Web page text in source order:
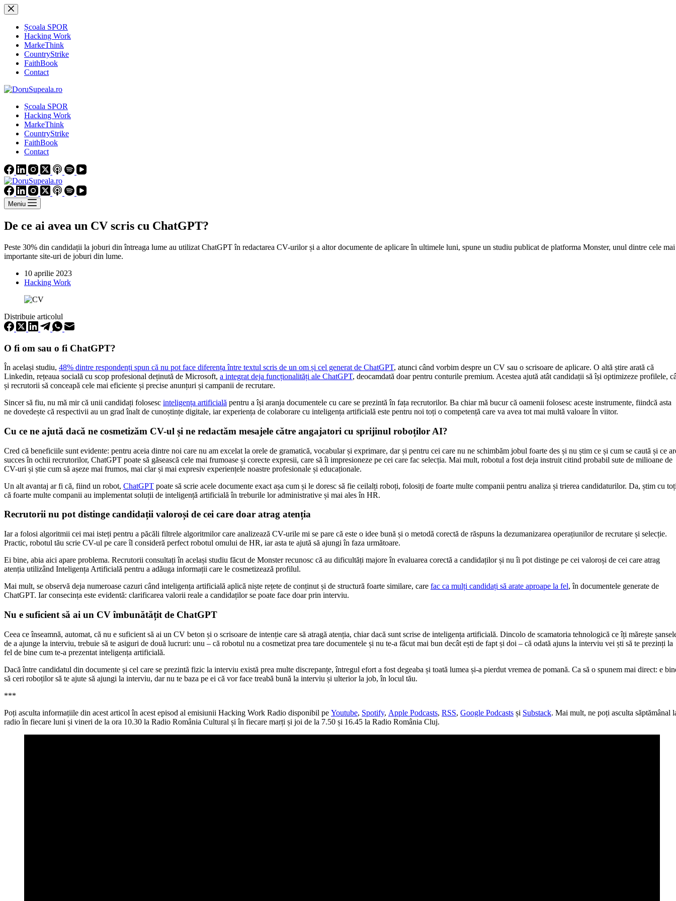
Sari
la
conținutȘcoala SPOR
Hacking Work
MarkeThink
CountryStrike
FaithBook
Contact
Școala SPOR
Hacking Work
MarkeThink
CountryStrike
FaithBook
Contact
Meniu
De ce ai avea un CV scris cu ChatGPT?
Peste 30% din candidații la joburi din întreaga lume au utilizat ChatGPT în redactarea CV-urilor și a altor documente de aplicare în ultimele luni, spune un studiu publicat de platforma Monster, unul dintre cele mai
importante site-uri de joburi din lume.
10 aprilie 2023
Hacking Work
Distribuie articolul
O fi om sau o fi ChatGPT?
În același studiu, 48% dintre respondenți spun că nu pot face diferența între textul scris de un om și cel generat de ChatGPT, atunci când vorbim despre un CV sau o scrisoare de aplicare. O altă știre arată că
Linkedin, rețeaua socială cu scop profesional deținută de Microsoft, a integrat deja funcționalități ale ChatGPT, deocamdată doar pentru conturile premium. Acestea ajută atât candidații să își optimizeze profilele,
și recrutorii să conceapă cele mai eficiente și precise anunțuri și campanii de recrutare.
Sincer să fiu, nu mă mir că unii candidați folosesc inteligența artificială pentru a își aranja documentele cu care se prezintă în fața recrutorilor. Ba chiar mă bucur că oamenii folosesc aceste instrumente, fiindcă asta
ne dovedește că respectivii au un grad înalt de cunoștințe digitale, iar experiența de colaborare cu inteligența artificială este pentru noi toți o competență care va avea tot mai multă valoare în viitor.
Cu ce ne ajută dacă ne cosmetizăm CV-ul și ne redactăm mesajele către angajatori cu sprijinul roboților AI?
Cred că beneficiile sunt evidente: pentru aceia dintre noi care nu am excelat la orele de gramatică, vocabular și exprimare, dar și pentru cei care nu ne schimbăm jobul foarte des și nu știm ce și cum se caută și ce
succes în ochii recrutorilor, ChatGPT poate să găsească cele mai frumoase și corecte expresii, care să îi impresioneze pe cei care fac selecția. Mai mult, robotul a fost deja instruit citind probabil sute de milioane de
CV-uri și știe cum să așeze mai frumos, mai clar și mai expresiv experiențele noastre profesionale și educaționale.
Un alt avantaj ar fi că, fiind un robot, ChatGPT poate să scrie acele documente exact așa cum și le doresc să fie ceilalți roboți, folosiți de foarte multe companii pentru analiza și trierea candidaturilor. Da, știm cu
că foarte multe companii au implementat soluții de inteligență artificială în treburile lor administrative și mai ales în HR.
Recrutorii nu pot distinge candidații valoroși de cei care doar atrag atenția
Iar a folosi algoritmii cei mai isteți pentru a păcăli filtrele algoritmilor care analizează CV-urile mi se pare că este o idee bună și o metodă corectă de răspuns la dezumanizarea operațiunilor de recrutare și selecție.
Practic, robotul tău scrie CV-ul pe care îl consideră perfect robotul omului de HR, iar asta te ajută să ajungi în faza următoare.
Ei bine, abia aici apare problema. Recrutorii consultați în același studiu făcut de Monster recunosc că au dificultăți majore în evaluarea corectă a candidaților și nu îi pot distinge pe cei valoroși de cei care atrag
atenția utilizând Inteligența Artificială pentru a adăuga informații care le cosmetizează profilul.
Mai mult, se observă deja numeroase cazuri când inteligența artificială aplică niște rețete de conținut și de structură foarte similare, care fac ca mulți candidați să arate aproape la fel, în documentele generate de
ChatGPT. Iar consecința este evidentă: clarificarea valorii reale a candidaților se poate face doar prin interviu.
Nu e suficient să ai un CV îmbunătățit de ChatGPT
Ceea ce înseamnă, automat, că nu e suficient să ai un CV beton și o scrisoare de intenție care să atragă atenția, chiar dacă sunt scrise de inteligența artificială. Dincolo de scamatoria tehnologică ce îți mărește
de a ajunge la interviu, trebuie să te asiguri de două lucruri: unu – că robotul nu a cosmetizat prea tare documentele și nu te-a făcut mai bun decât ești de fapt și doi – că odată ajuns la interviu vei ști să te prezinți la
fel de bine cum te-a prezentat inteligența artificială.
Dacă între candidatul din documente și cel care se prezintă fizic la interviu există prea multe discrepanțe, întregul efort a fost degeaba și toată lumea și-a pierdut vremea de pomană. Ca să o spunem mai direct: e
să ceri roboților să te ajute să ajungi la interviu, dar nu te baza pe ei că vor face treabă bună la interviu și ulterior la job, în locul tău.
***
Poți asculta informațiile din acest articol în acest episod al emisiunii Hacking Work Radio disponibil pe Youtube, Spotify, Apple Podcasts, RSS, Google Podcasts și Substack. Mai mult, ne poți asculta săptămânal
radio în fiecare luni și vineri de la ora 10.30 la Radio România Cultural și în fiecare marți și joi de la 7.50 și 16.45 la Radio România Cluj.